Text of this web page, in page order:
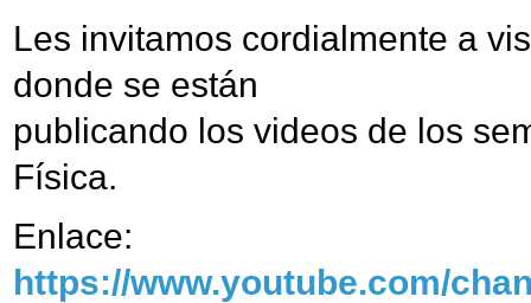
Les invitamos cordialmente a
donde se están
publicando los videos de los
Física.
Enlace:
https://www.youtube.com/